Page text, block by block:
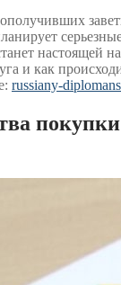
настоящей
и как
russiany-